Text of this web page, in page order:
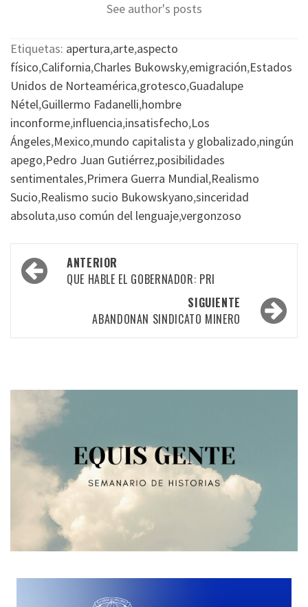
See author's posts
Etiquetas: apertura,arte,aspecto
físico,California,Charles Bukowsky,emigración,Estados
Unidos de Norteamérica,grotesco,Guadalupe
Nétel,Guillermo Fadanelli,hombre
inconforme,influencia,insatisfecho,Los
Ángeles,Mexico,mundo capitalista y globalizado,ningún
apego,Pedro Juan Gutiérrez,posibilidades
sentimentales,Primera Guerra Mundial,Realismo
Sucio,Realismo sucio Bukowskyano,sinceridad
absoluta,uso común del lenguaje,vergonzoso
Navegación
por
ANTERIOR
QUE HABLE EL GOBERNADOR: PRI
SIGUIENTE
ABANDONAN SINDICATO MINERO